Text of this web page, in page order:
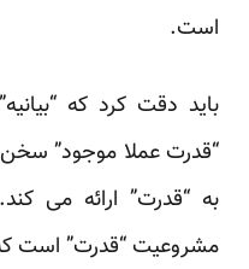
است.
باید دقت کرد که
“قدرت عملا موجود”
به “قدرت” ارائه می
مشروعیت “قدرت” است